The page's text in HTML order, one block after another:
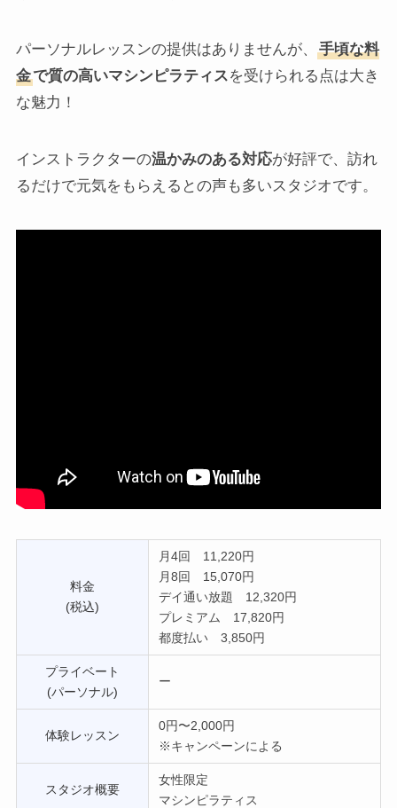
パーソナルレッスンの提供はありませんが、
手頃な料
金で質の高いマシンピラティスを受けられる点は大き
な魅力！
インストラクターの温かみのある対応が好評で、訪れ
るだけで元気をもらえるとの声も多いスタジオです。
料金
(税込)
月4回 11,220円
月8回 15,070円
デイ通い放題 12,320円
プレミアム 17,820円
都度払い 3,850円
プライベート
(パーソナル)
ー
体験レッスン
0円〜2,000円
※キャンペーンによる
スタジオ概要
女性限定
マシンピラティス